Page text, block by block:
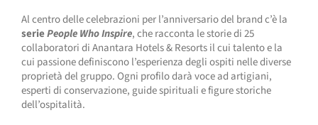
Al centro delle celebrazioni per l’anniversario del brand c’è la
seriePeople Who Inspire, che racconta le storie di 25
collaboratori di Anantara Hotels & Resorts il cui talento e la
cui passione definiscono l’esperienza degli ospiti nelle diverse
proprietà del gruppo. Ogni profilo darà voce ad artigiani,
esperti di conservazione, guide spirituali e figure storiche
dell’ospitalità.